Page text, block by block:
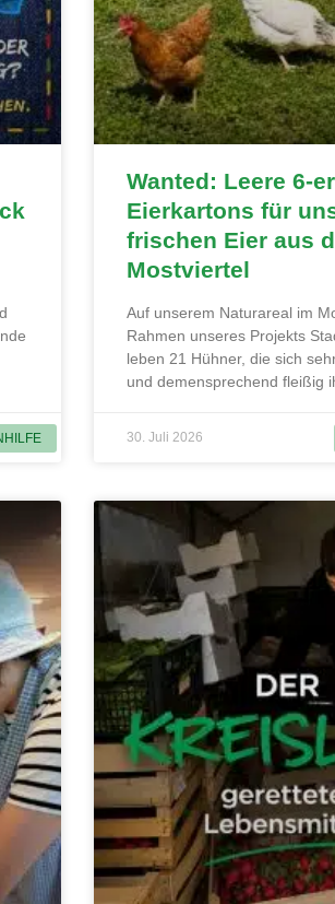
Wanted: Leere 6-er
Eierkartons für
frischen Eier aus
Mostviertel
Auf unserem Naturareal im
Rahmen unseres Projekts
leben 21 Hühner, die sich
und demensprechend fleißig
30. Juli 2026